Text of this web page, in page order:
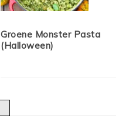
Groene Monster Pasta
(Halloween)